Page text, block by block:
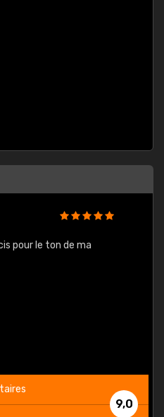
pour le ton de ma
9,0